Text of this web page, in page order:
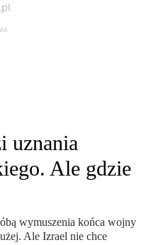
uznania
Ale gdzie
wymuszenia końca wojny
Ale Izrael nie chce